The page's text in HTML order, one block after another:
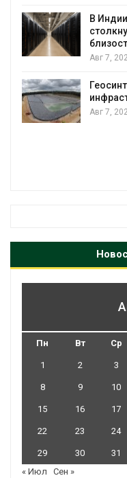
В
Авг 7,
Авг 7,
Пн Вт Ср
1 2 3
8 9 10
15 16 17
22 23 24
29 30
31
« Июл
Сен »